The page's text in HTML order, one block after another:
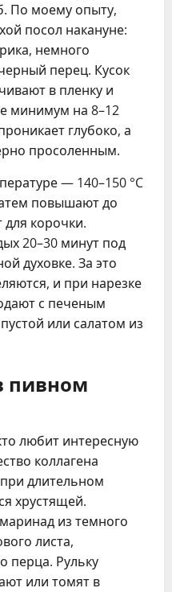
По моему опыту,
посол накануне:
немного
перец. Кусок
в пленку и
минимум на 8–12
глубоко, а
просоленным.
— 140–150 °C
повышают до
для корочки.
20–30 минут под
духовке. За это
и при нарезке
с печеным
или салатом из
пивном
любит интересную
коллагена
длительном
хрустящей.
из темного
листа,
перца. Рульку
или томят в